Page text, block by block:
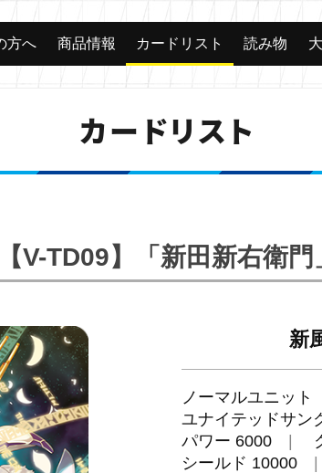
方へ 商品情報 カードリスト 読み物
カードリスト
【V-TD09】「新田新右衛門
新
ノーマルユニット
ユナイテッドサン
パワー 6000
シールド 10000